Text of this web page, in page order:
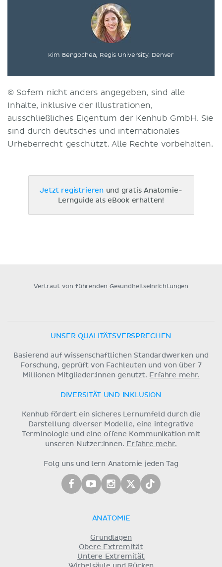
Kim Bengochea, Regis University, Denver
© Sofern nicht anders angegeben, sind alle
Inhalte, inklusive der Illustrationen,
ausschließliches Eigentum der Kenhub GmbH. Sie
sind durch deutsches und internationales
Urheberrecht geschützt. Alle Rechte vorbehalten.
Jetzt registrieren und gratis Anatomie-
Lernguide als eBook erhalten!
Vertraut von führenden Gesundheitseinrichtungen
UNSER QUALITÄTSVERSPRECHEN
Basierend auf wissenschaftlichen Standardwerken und
Forschung, geprüft von Fachleuten und von über 7
Millionen Mitglieder:innen genutzt. Erfahre mehr.
DIVERSITÄT UND INKLUSION
Kenhub fördert ein sicheres Lernumfeld durch die
Darstellung diverser Modelle, eine integrative
Terminologie und eine offene Kommunikation mit
unseren Nutzer:innen. Erfahre mehr.
Folg uns und lern Anatomie jeden Tag
ANATOMIE
Grundlagen
Obere Extremität
Untere Extremität